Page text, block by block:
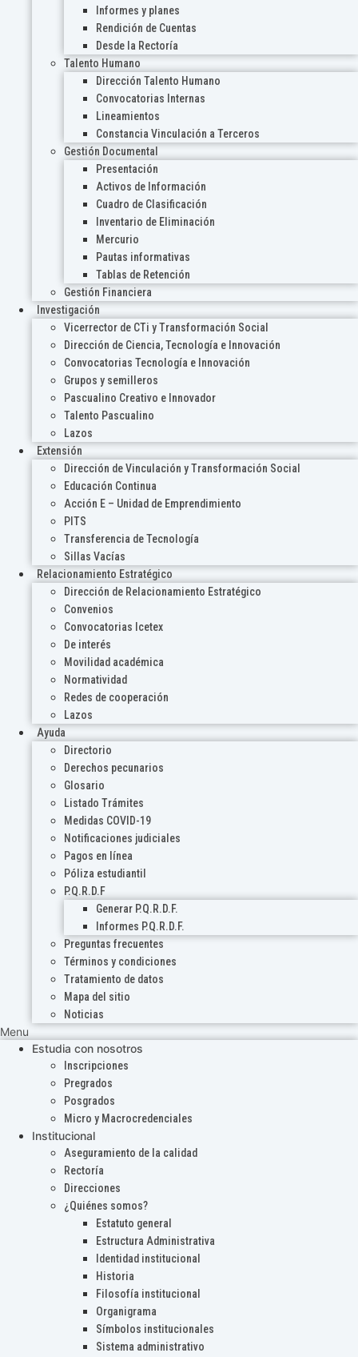
Informes y planes
Rendición de Cuentas
Desde la Rectoría
Talento Humano
Dirección Talento Humano
Convocatorias Internas
Lineamientos
Constancia Vinculación a Terceros
Gestión Documental
Presentación
Activos de Información
Cuadro de Clasificación
Inventario de Eliminación
Mercurio
Pautas informativas
Tablas de Retención
Gestión Financiera
Investigación
Vicerrector de CTi y Transformación Social
Dirección de Ciencia, Tecnología e Innovación
Convocatorias Tecnología e Innovación
Grupos y semilleros
Pascualino Creativo e Innovador
Talento Pascualino
Lazos
Extensión
Dirección de Vinculación y Transformación Social
Educación Continua
Acción E – Unidad de Emprendimiento
PITS
Transferencia de Tecnología
Sillas Vacías
Relacionamiento Estratégico
Dirección de Relacionamiento Estratégico
Convenios
Convocatorias Icetex
De interés
Movilidad académica
Normatividad
Redes de cooperación
Lazos
Ayuda
Directorio
Derechos pecunarios
Glosario
Listado Trámites
Medidas COVID-19
Notificaciones judiciales
Pagos en línea
Póliza estudiantil
P.Q.R.D.F
Generar P.Q.R.D.F.
Informes P.Q.R.D.F.
Preguntas frecuentes
Términos y condiciones
Tratamiento de datos
Mapa del sitio
Noticias
Menu
Estudia con nosotros
Inscripciones
Pregrados
Posgrados
Micro y Macrocredenciales
Institucional
Aseguramiento de la calidad
Rectoría
Direcciones
¿Quiénes somos?
Estatuto general
Estructura Administrativa
Identidad institucional
Historia
Filosofía institucional
Organigrama
Símbolos institucionales
Sistema administrativo